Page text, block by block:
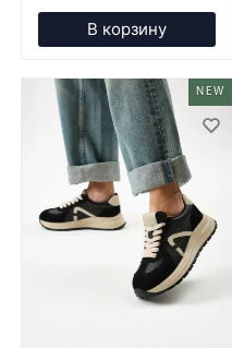
В корзину
NEW